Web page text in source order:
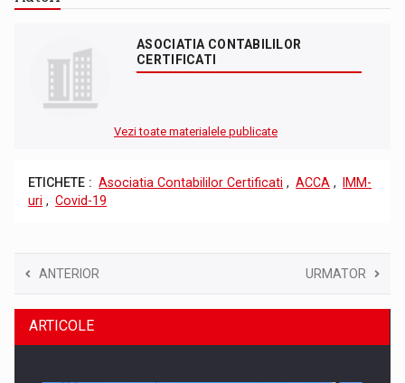
ASOCIATIA CONTABILILOR
CERTIFICATI
Vezi toate materialele publicate
ETICHETE : Asociatia Contabililor Certificati , ACCA ,
IMM-
uri , Covid-19
ANTERIOR URMATOR
ARTICOLE